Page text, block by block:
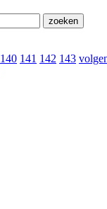
140 141 142 143